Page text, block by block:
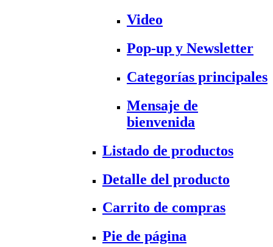
Video
Pop-up y Newsletter
Categorías principales
Mensaje de
bienvenida
Listado de productos
Detalle del producto
Carrito de compras
Pie de página